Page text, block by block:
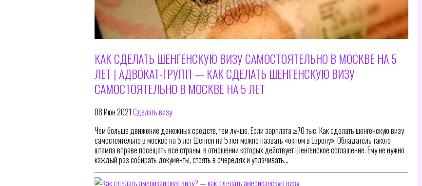
КАК СДЕЛАТЬ ШЕНГЕНСКУЮ ВИЗУ САМОСТОЯТЕЛЬНО В МОСКВЕ НА 5
ЛЕТ | АДВОКАТ-ГРУПП — КАК СДЕЛАТЬ ШЕНГЕНСКУЮ ВИЗУ
САМОСТОЯТЕЛЬНО В МОСКВЕ НА 5 ЛЕТ
08 Июн 2021 Сделать визу
Чем больше движение денежных средств, тем лучше. Если зарплата ≥70 тыс. Как сделать шенгенскую визу
самостоятельно в москве на 5 лет Шенген на 5 лет можно назвать «окном в Европу». Обладатель такого
штампа вправе посещать все страны, в отношении которых действует Шенгенское соглашение. Ему не нужно
каждый раз собирать документы, стоять в очередях и уплачивать…